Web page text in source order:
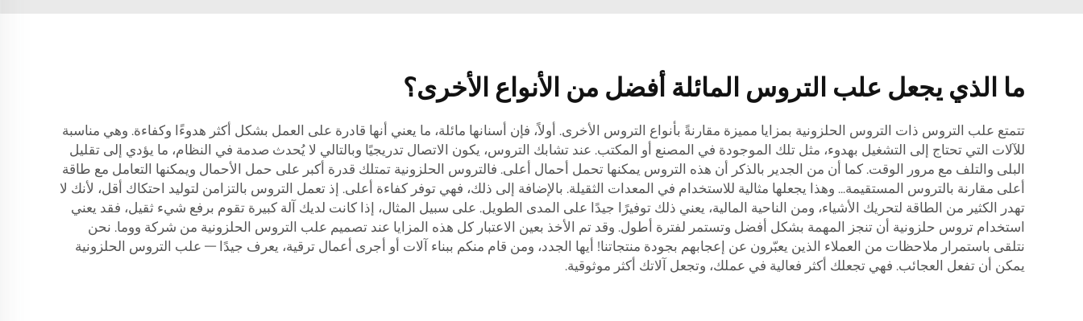
ما الذي يجعل علب التروس المائلة أفضل من الأنواع الأخرى؟
تتمتع علب التروس ذات التروس الحلزونية بمزايا مميزة مقارنةً بأنواع التروس الأخرى. أولاً، فإن أسنانها مائلة، ما يعني أنها قادرة على العمل بشكل أكثر هدوءًا وكفاءة. وهي مناسبة
للآلات التي تحتاج إلى التشغيل بهدوء، مثل تلك الموجودة في المصنع أو المكتب. عند تشابك التروس، يكون الاتصال تدريجيًا وبالتالي لا يُحدث صدمة في النظام، ما يؤدي إلى تقليل
البلى والتلف مع مرور الوقت. كما أن من الجدير بالذكر أن هذه التروس يمكنها تحمل أحمال أعلى. فالتروس الحلزونية تمتلك قدرة أكبر على حمل الأحمال ويمكنها التعامل مع طاقة
أعلى مقارنة بالتروس المستقيمة... وهذا يجعلها مثالية للاستخدام في المعدات الثقيلة. بالإضافة إلى ذلك، فهي توفر كفاءة أعلى. إذ تعمل التروس بالتزامن لتوليد احتكاك أقل، لأنك لا
تهدر الكثير من الطاقة لتحريك الأشياء، ومن الناحية المالية، يعني ذلك توفيرًا جيدًا على المدى الطويل. على سبيل المثال، إذا كانت لديك آلة كبيرة تقوم برفع شيء ثقيل، فقد يعني
استخدام تروس حلزونية أن تنجز المهمة بشكل أفضل وتستمر لفترة أطول. وقد تم الأخذ بعين الاعتبار كل هذه المزايا عند تصميم علب التروس الحلزونية من شركة ووما. نحن
نتلقى باستمرار ملاحظات من العملاء الذين يعبّرون عن إعجابهم بجودة منتجاتنا! أيها الجدد، ومن قام منكم ببناء آلات أو أجرى أعمال ترقية، يعرف جيدًا — علب التروس الحلزونية
يمكن أن تفعل العجائب. فهي تجعلك أكثر فعالية في عملك، وتجعل آلاتك أكثر موثوقية.